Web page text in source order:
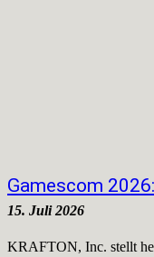
Gamescom
15. Juli 2026
KRAFTON, Inc. stellt